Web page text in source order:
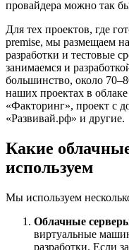
провайдера можно так
Для тех проектов, где
premise, мы размещаем
разработки и тестовые
занимаемся и
большинство, около
наших проектах в
«Факторинг», проект с
«Развивай.рф» и другие.
Какие
используем
Мы используем
Облачные
виртуальные
разработки. Если